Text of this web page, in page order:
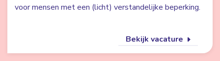
voor mensen met een (licht) verstandelijke beperking.
Bekijk vacature